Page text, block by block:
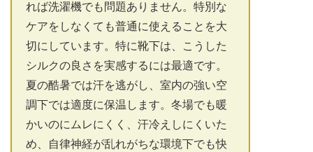
れば洗濯機でも問題ありません。特別な
ケアをしなくても普通に使えることを大
切にしています。特に靴下は、こうした
シルクの良さを実感するには最適です。
夏の酷暑では汗を逃がし、室内の強い空
調下では適度に保温します。冬場でも暖
かいのにムレにくく、汗冷えしにくいた
め、自律神経が乱れがちな環境下でも快